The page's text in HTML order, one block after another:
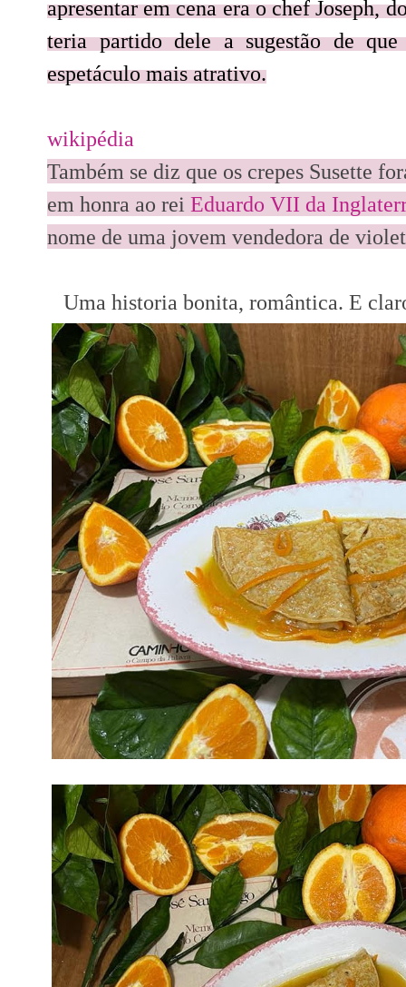
apresentar em cena era o chef Joseph,
teria partido dele a sugestão de
espetáculo mais atrativo.
wikipédia
Também se diz que os crepes Susette
em honra ao rei Eduardo VII da
nome de uma jovem vendedora de
Uma historia bonita, romântica. E